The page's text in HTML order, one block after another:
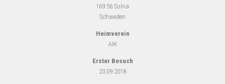
169 56 Solna
Schweden
Heimverein
AIK
Erster Besuch
23.09.2018